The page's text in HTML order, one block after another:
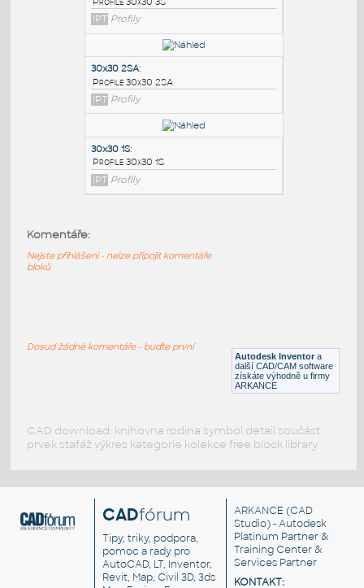
Profile 30x30
IPT Profily
30x30 3S:
Profile 30x30 3S
IPT Profily
Profile 30x30 2SA
Profile 30x30 1S
Autodesk Inventor a
další CAD/CAM software
získáte výhodně u firmy
ARKANCE
Komentáře:
Nejste přihlášeni - nelze připojit komentáře
bloků
Dosud žádné komentáře - buďte první
CAD download: knihovna rodina symbol detail součást
prvek stafáž výkres kategorie kolekce free block library
CADfórum
Tipy, triky, podpora,
pomoc a rady pro
AutoCAD, LT, Inventor,
Revit, Map, Civil 3D, 3ds
ARKANCE (CAD
Studio) - Autodesk
Platinum Partner &
Training Center &
Services Partner
KONTAKT: